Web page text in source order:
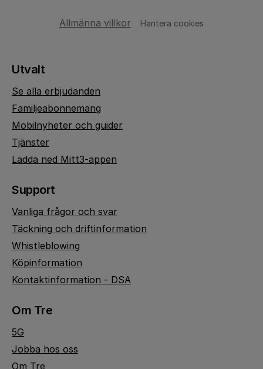
Allmänna villkor Hantera cookies
Utvalt
Se alla erbjudanden
Familjeabonnemang
Mobilnyheter och guider
Tjänster
Ladda ned Mitt3-appen
Support
Vanliga frågor och svar
Täckning och driftinformation
Whistleblowing
Köpinformation
Kontaktinformation - DSA
Om Tre
5G
Jobba hos oss
Om Tre